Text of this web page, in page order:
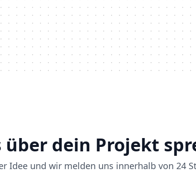
über dein Projekt
Idee und wir melden uns innerhalb von 24